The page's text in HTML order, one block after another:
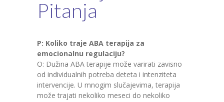
Pitanja
P: Koliko traje ABA terapija za
emocionalnu regulaciju?
O: Dužina ABA terapije može varirati zavisno
od individualnih potreba deteta i intenziteta
intervencije. U mnogim slučajevima, terapija
može trajati nekoliko meseci do nekoliko